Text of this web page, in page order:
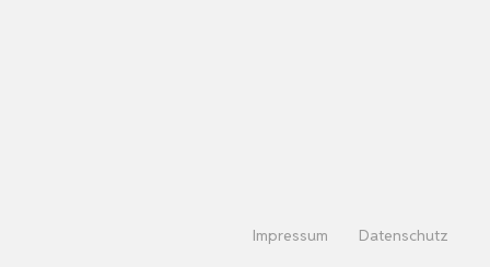
Impressum Datenschutz